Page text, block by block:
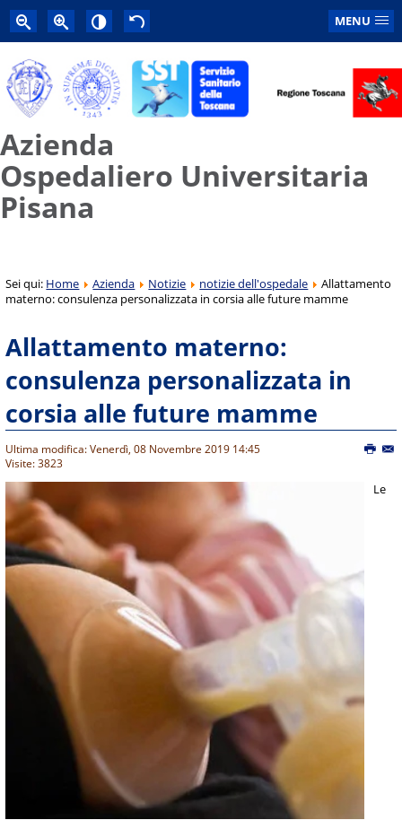
MENU
Azienda
Ospedaliero Universitaria
Pisana
Sei qui: Home Azienda Notizie notizie dell'ospedale
Allattamento
materno: consulenza personalizzata in corsia alle future mamme
Allattamento materno:
consulenza personalizzata in
corsia alle future mamme
Ultima modifica: Venerdì, 08 Novembre 2019 14:45
Visite: 3823
Le